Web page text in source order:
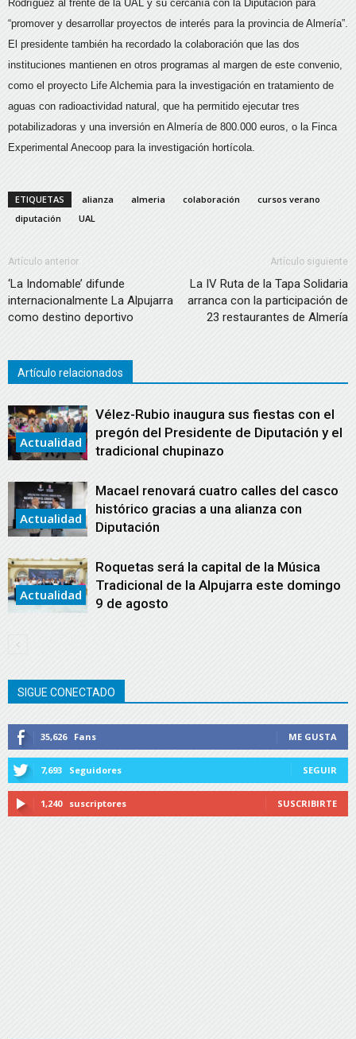
Rodríguez al frente de la UAL y su cercanía con la Diputación para
“promover y desarrollar proyectos de interés para la provincia de Almería”.
El presidente también ha recordado la colaboración que las dos
instituciones mantienen en otros programas al margen de este convenio,
como el proyecto Life Alchemia para la investigación en tratamiento de
aguas con radioactividad natural, que ha permitido ejecutar tres
potabilizadoras y una inversión en Almería de 800.000 euros, o la Finca
Experimental Anecoop para la investigación hortícola.
ETIQUETAS alianza almeria colaboración
cursos verano
diputación
UAL
Artículo anterior
‘La Indomable’ difunde
internacionalmente La Alpujarra
como destino deportivo
Artículo siguiente
La IV Ruta de la Tapa Solidaria
arranca con la participación de
23 restaurantes de Almería
Artículo relacionados
Actualidad
Vélez-Rubio inaugura sus fiestas con el
pregón del Presidente de Diputación y el
tradicional chupinazo
Actualidad
Macael renovará cuatro calles del casco
histórico gracias a una alianza con
Diputación
Actualidad
Roquetas será la capital de la Música
Tradicional de la Alpujarra este domingo
9 de agosto
SIGUE CONECTADO
35,626 Fans ME GUSTA
7,693 Seguidores SEGUIR
1,240 suscriptores SUSCRIBIRTE